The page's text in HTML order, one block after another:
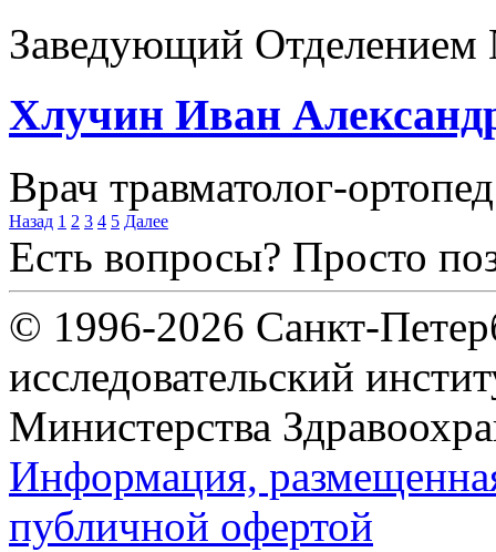
Заведующий Отделением
Хлучин Иван
Врач травматолог-ортопед
Назад 1 2 3 4 5 Далее
Есть вопросы? Просто
© 1996-2026 Санкт-
исследовательский
Министерства
Информация,
публичной офертой